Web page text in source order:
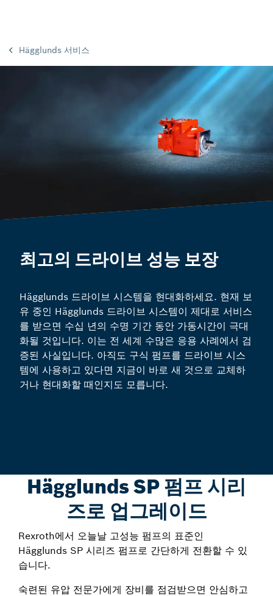
Hägglunds 서비스
최고의 드라이브 성능 보장
Hägglunds 드라이브 시스템을 현대화하세요. 현재 보
유 중인 Hägglunds 드라이브 시스템이 제대로 서비스
를 받으면 수십 년의 수명 기간 동안 가동시간이 극대
화될 것입니다. 이는 전 세계 수많은 응용 사례에서 검
증된 사실입니다. 아직도 구식 펌프를 드라이브 시스
템에 사용하고 있다면 지금이 바로 새 것으로 교체하
거나 현대화할 때인지도 모릅니다.
Hägglunds SP 펌프 시리
즈로 업그레이드
Rexroth에서 오늘날 고성능 펌프의 표준인
Hägglunds SP 시리즈 펌프로 간단하게 전환할 수 있
습니다.
숙련된 유압 전문가에게 장비를 점검받으면 안심하고